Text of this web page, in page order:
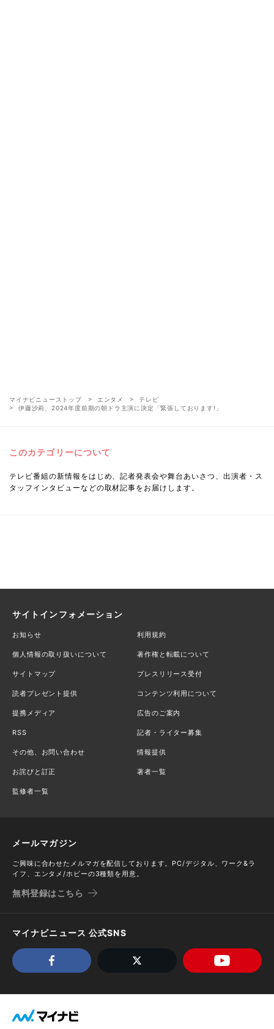
マイナビニューストップ エンタメ
テレビ
伊藤沙莉、2024年度前期の朝ドラ主演に決定「緊張しております!」
このカテゴリーについて
テレビ番組の新情報をはじめ、記者発表会や舞台あいさつ、出演者・ス
タッフインタビューなどの取材記事をお届けします。
サイトインフォメーション
お知らせ 利用規約
個人情報の取り扱いについて 著作権と転載について
サイトマップ プレスリリース受付
読者プレゼント提供 コンテンツ利用について
提携メディア 広告のご案内
RSS 記者・ライター募集
その他、お問い合わせ 情報提供
お詫びと訂正 著者一覧
監修者一覧
メールマガジン
ご興味に合わせたメルマガを配信しております。PC/デジタル、ワーク&ラ
イフ、エンタメ/ホビーの3種類を用意。
無料登録はこちら
マイナビニュース 公式SNS